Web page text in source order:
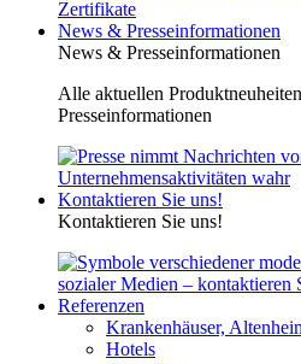
News & Presseinformationen
News & Presseinformationen
Alle aktuellen
Presseinformationen
Kontaktieren Sie uns!
Kontaktieren Sie uns!
Referenzen
Krankenhäuser,
Hotels